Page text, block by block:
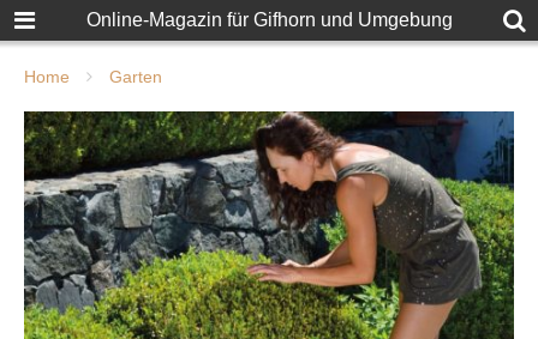
Online-Magazin für Gifhorn und Umgebung
Home Garten